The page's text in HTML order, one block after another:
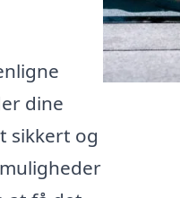
dine
sikkert og